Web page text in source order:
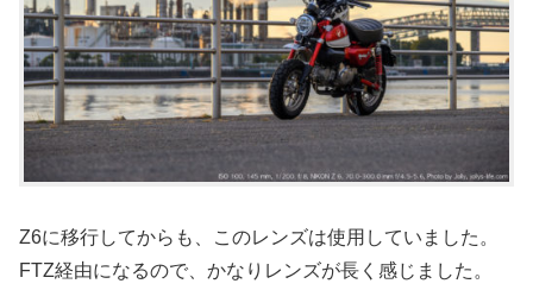
Z6に移行してからも、このレンズは使用していました。
FTZ経由になるので、かなりレンズが長く感じました。